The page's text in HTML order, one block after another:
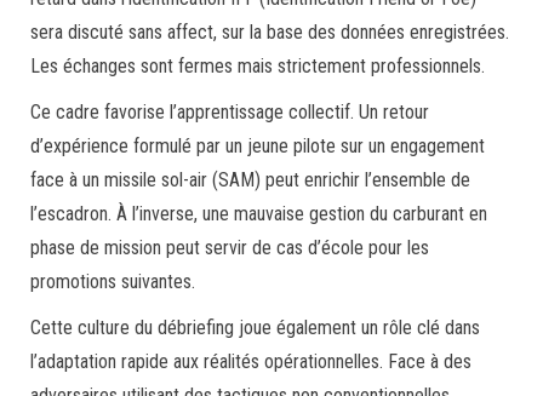
sera discuté sans affect, sur la base des données enregistrées.
Les échanges sont fermes mais strictement professionnels.
Ce cadre favorise l’apprentissage collectif. Un retour
d’expérience formulé par un jeune pilote sur un engagement
face à un missile sol-air (SAM) peut enrichir l’ensemble de
l’escadron. À l’inverse, une mauvaise gestion du carburant en
phase de mission peut servir de cas d’école pour les
promotions suivantes.
Cette culture du débriefing joue également un rôle clé dans
l’adaptation rapide aux réalités opérationnelles. Face à des